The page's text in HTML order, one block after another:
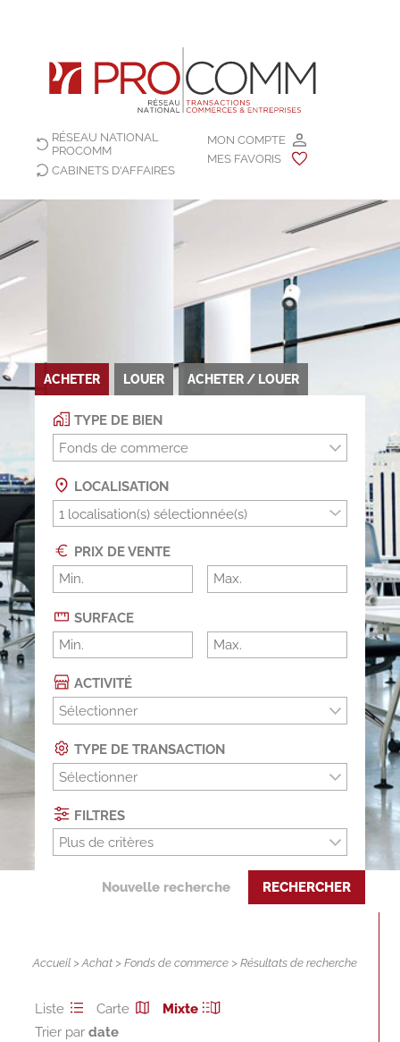
MON COMPTE
MES FAVORIS
RÉSEAU NATIONAL
PROCOMM
CABINETS D'AFFAIRES
ACHETER LOUER ACHETER / LOUER
TYPE DE BIEN
Fonds de commerce
LOCALISATION
PRIX DE VENTE
SURFACE
ACTIVITÉ
Sélectionner
TYPE DE TRANSACTION
Sélectionner
FILTRES
Plus de critères
Nouvelle recherche RECHERCHER
Accueil >Achat >Fonds de commerce > Résultats de recherche
Liste Carte
Mixte
Trier par